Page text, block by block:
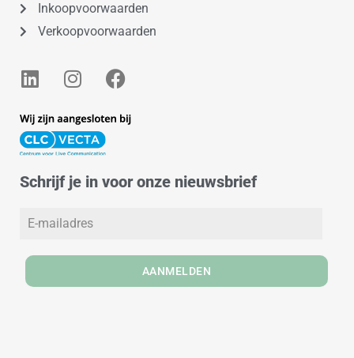
Inkoopvoorwaarden
Verkoopvoorwaarden
L
i
k
e
i
I
n
t
a
r
m
F
a
e
o
Schrijf je in voor onze nieuwsbrief
AANMELDEN